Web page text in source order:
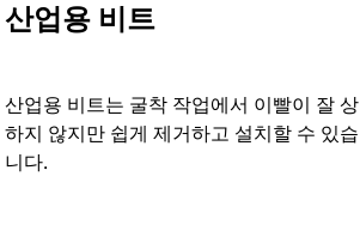
산업용 비트
산업용 비트는 굴착 작업에서 이빨이 잘 상
하지 않지만 쉽게 제거하고 설치할 수 있습
니다.